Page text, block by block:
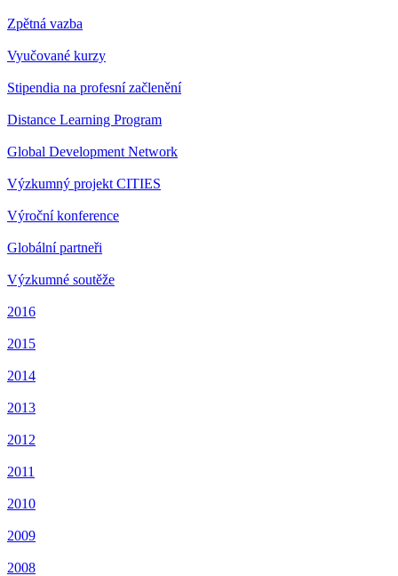
Zpětná vazba
Vyučované kurzy
Stipendia na profesní začlenění
Distance Learning Program
Global Development Network
Výzkumný projekt CITIES
Výroční konference
Globální partneři
Výzkumné soutěže
2016
2015
2014
2013
2012
2011
2010
2009
2008